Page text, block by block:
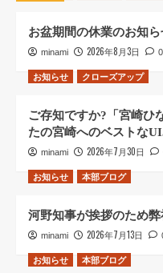
お盆期間の休業のお知
minami 2026年8月3日 0
お知らせ クローズアップ
ご存知ですか?「宮崎
たの宮崎へのベストな
minami 2026年7月30日
お知らせ 本部ブログ
河野知事が挨拶のため
minami 2026年7月13日
お知らせ 本部ブログ